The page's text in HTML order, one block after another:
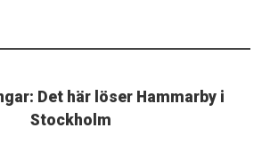
Det här löser Hammarby i
Stockholm